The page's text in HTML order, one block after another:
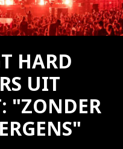
HARD
UIT
"ZONDER